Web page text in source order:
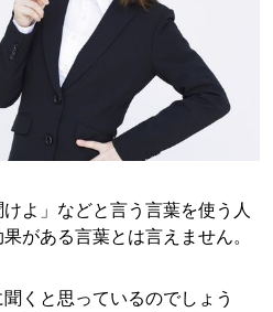
けよ」などと言う言葉を使う人
がある言葉とは言えません。
くと思っているのでしょう